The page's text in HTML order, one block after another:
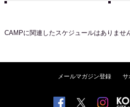
CAMPに関連したスケジュールはありませ
メールマガジン登録 サ